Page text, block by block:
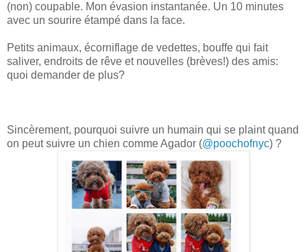
(non) coupable. Mon évasion instantanée. Un 10 minutes
avec un sourire étampé dans la face.
Petits animaux, écorniflage de vedettes, bouffe qui fait
saliver, endroits de rêve et nouvelles (brèves!) des amis:
quoi demander de plus?
Sincèrement, pourquoi suivre un humain qui se plaint quand
on peut suivre un chien comme Agador (@poochofnyc) ?